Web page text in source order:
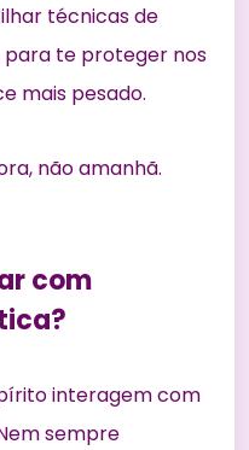
técnicas de
te proteger nos
mais pesado.
não amanhã.
com
interagem com
sempre